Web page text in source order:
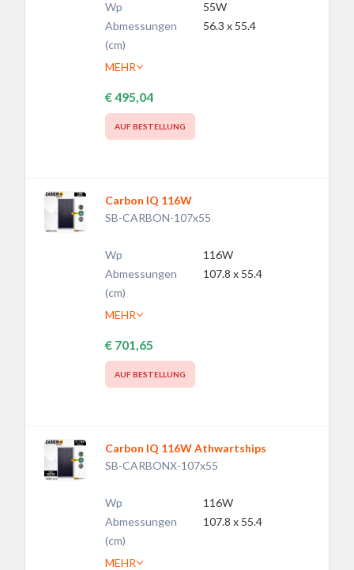
Wp
55W
Abmessungen
(cm)
56.3 x 55.4
MEHR
€ 495,04
AUF BESTELLUNG
Carbon IQ 116W
SB-CARBON-107x55
Wp
116W
Abmessungen
(cm)
107.8 x 55.4
MEHR
€ 701,65
AUF BESTELLUNG
Carbon IQ 116W Athwartships
SB-CARBONX-107x55
Wp
116W
Abmessungen
(cm)
107.8 x 55.4
MEHR